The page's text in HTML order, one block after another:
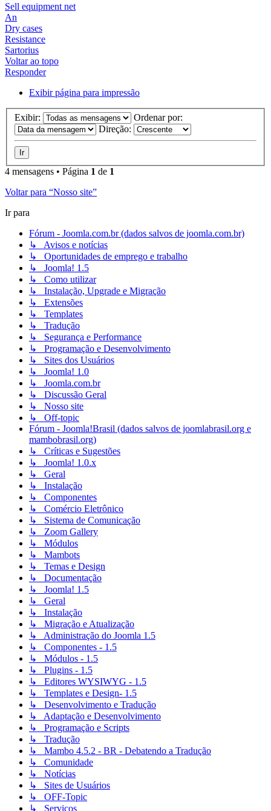
Sell equipment net
An
Dry cases
Resistance
Sartorius
Voltar ao topo
Responder
Exibir página para impressão
Exibir:
Ordenar por:
Direção:
4 mensagens • Página 1 de 1
Voltar para “Nosso site”
Ir para
Fórum - Joomla.com.br (dados salvos de joomla.com.br)
↳ Avisos e notícias
↳ Oportunidades de emprego e trabalho
↳ Joomla! 1.5
↳ Como utilizar
↳ Instalação, Upgrade e Migração
↳ Extensões
↳ Templates
↳ Tradução
↳ Segurança e Performance
↳ Programação e Desenvolvimento
↳ Sites dos Usuários
↳ Joomla! 1.0
↳ Joomla.com.br
↳ Discussão Geral
↳ Nosso site
↳ Off-topic
Fórum - Joomla!Brasil (dados salvos de joomlabrasil.org e
mambobrasil.org)
↳ Críticas e Sugestões
↳ Joomla! 1.0.x
↳ Geral
↳ Instalação
↳ Componentes
↳ Comércio Eletrônico
↳ Sistema de Comunicação
↳ Zoom Gallery
↳ Módulos
↳ Mambots
↳ Temas e Design
↳ Documentação
↳ Joomla! 1.5
↳ Geral
↳ Instalação
↳ Migração e Atualização
↳ Administração do Joomla 1.5
↳ Componentes - 1.5
↳ Módulos - 1.5
↳ Plugins - 1.5
↳ Editores WYSIWYG - 1.5
↳ Templates e Design- 1.5
↳ Desenvolvimento e Tradução
↳ Adaptação e Desenvolvimento
↳ Programação e Scripts
↳ Tradução
↳ Mambo 4.5.2 - BR - Debatendo a Tradução
↳ Comunidade
↳ Notícias
↳ Sites de Usuários
↳ OFF-Topic
↳ Serviços